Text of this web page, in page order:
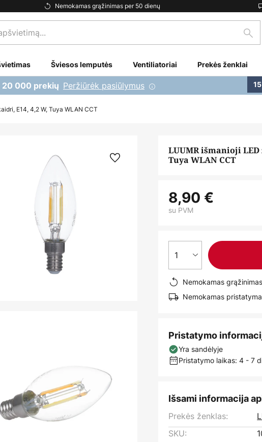
Nemokamas grąžinimas per 50 dienų
Šviesos lemputės Ventiliatoriai Prekės ženklai
20 000 prekių Peržiūrėk pasiūlymus
E14, 4,2 W, Tuya WLAN CCT
LUUMR išmanioji
Tuya WLAN CCT
8,90 €
su PVM
1
Nemokamas
Nemokamas
Pristatymo
Yra sandėlyje
Pristatymo laikas: 4 - 7
Išsami informacija
Prekės ženklas:
SKU: